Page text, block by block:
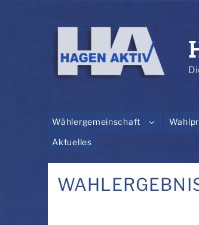
Wählergemeinschaft
Aktuelles